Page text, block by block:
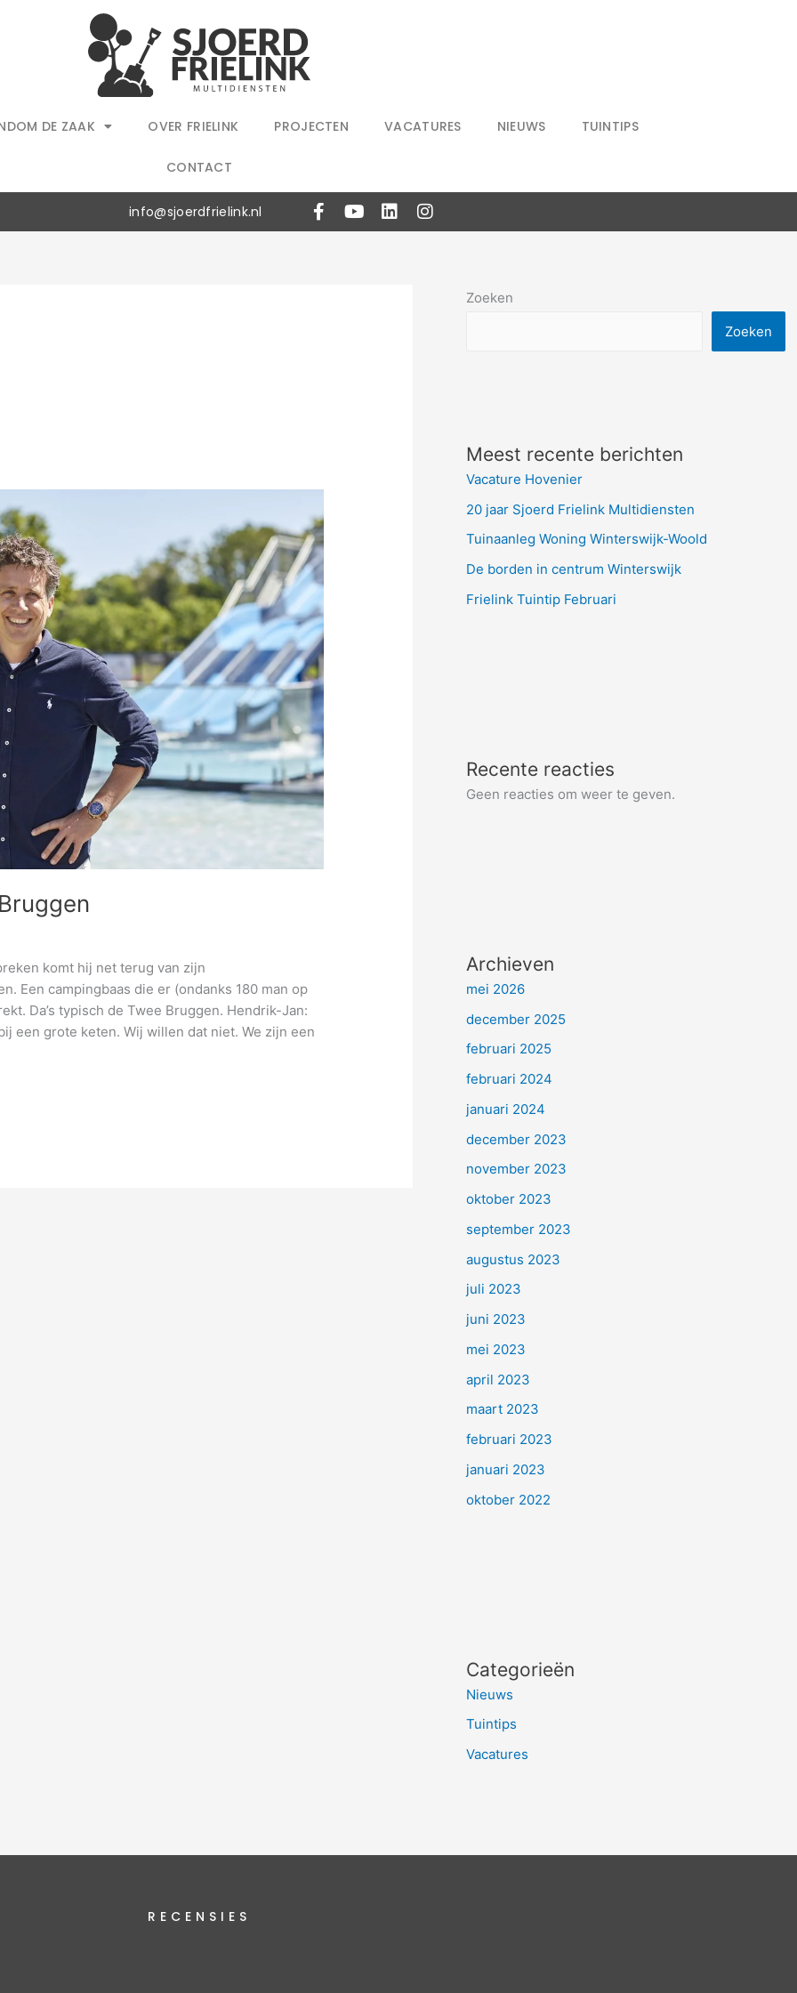
DE ZAAK OVER FRIELINK PROJECTEN VACATURES NIEUWS TUINTIPS
CONTACT
info@sjoerdfrielink.nl
komt hij net terug van zijn
Een campingbaas die er (ondanks 180 man op
Da’s typisch de Twee Bruggen. Hendrik-Jan:
een grote keten. Wij willen dat niet. We zijn een
Zoeken
Zoeken
Meest recente berichten
Vacature Hovenier
20 jaar Sjoerd Frielink Multidiensten
Tuinaanleg Woning Winterswijk-Woold
De borden in centrum Winterswijk
Frielink Tuintip Februari
Recente reacties
Geen reacties om weer te geven.
Archieven
mei 2026
december 2025
februari 2025
februari 2024
januari 2024
december 2023
november 2023
oktober 2023
september 2023
augustus 2023
juli 2023
juni 2023
mei 2023
april 2023
maart 2023
februari 2023
januari 2023
oktober 2022
Categorieën
Nieuws
Tuintips
Vacatures
RECENSIES